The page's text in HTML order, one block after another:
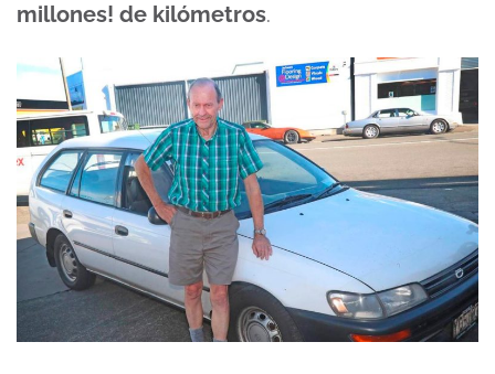
millones! de kilómetros.